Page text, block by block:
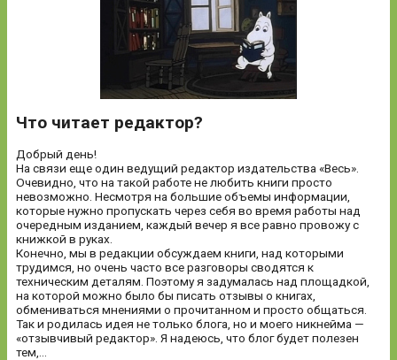
Что читает редактор?
Добрый день!
На связи еще один ведущий редактор издательства «Весь».
Очевидно, что на такой работе не любить книги просто
невозможно. Несмотря на большие объемы информации,
которые нужно пропускать через себя во время работы над
очередным изданием, каждый вечер я все равно провожу с
книжкой в руках.
Конечно, мы в редакции обсуждаем книги, над которыми
трудимся, но очень часто все разговоры сводятся к
техническим деталям. Поэтому я задумалась над площадкой,
на которой можно было бы писать отзывы о книгах,
обмениваться мнениями о прочитанном и просто общаться.
Так и родилась идея не только блога, но и моего никнейма —
«отзывчивый редактор». Я надеюсь, что блог будет полезен
тем,...